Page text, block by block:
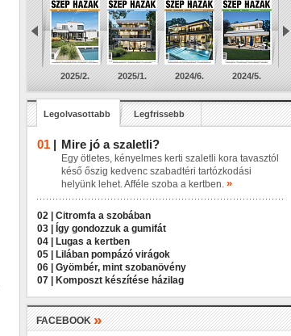
2025/2. 2025/1. 2024/6. 2024/5.
Legolvasottabb Legfrissebb
01 | Mire jó a szaletli?
Egy ötletes, kényelmes kerti szaletli kora tavasztól
késő őszig kedvenc szabadtéri tartózkodási
helyünk lehet. Afféle szoba a kertben. »
02 |
Citromfa a szobában
03 |
Így gondozzuk a gumifát
04 |
Lugas a kertben
05 |
Lilában pompázó virágok
06 |
Gyömbér, mint szobanövény
07 |
Komposzt készítése házilag
FACEBOOK»